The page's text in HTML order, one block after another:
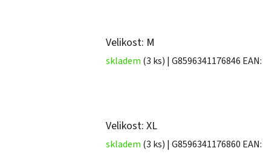
Velikost: M
skladem (3 ks) | G8596341176846 EAN:
Velikost: XL
skladem (3 ks) | G8596341176860 EAN: